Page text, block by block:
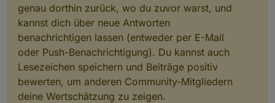
genau dorthin zurück, wo du zuvor warst, und
kannst dich über neue Antworten
benachrichtigen lassen (entweder per E-Mail
oder Push-Benachrichtigung). Du kannst auch
Lesezeichen speichern und Beiträge positiv
bewerten, um anderen Community-Mitgliedern
deine Wertschätzung zu zeigen.